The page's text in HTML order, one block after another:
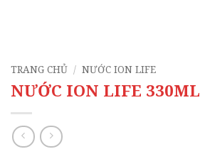
TRANG CHỦ / NƯỚC ION LIFE
NƯỚC ION LIFE 330ML